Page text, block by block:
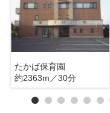
たかば保育園
約2363m／30分